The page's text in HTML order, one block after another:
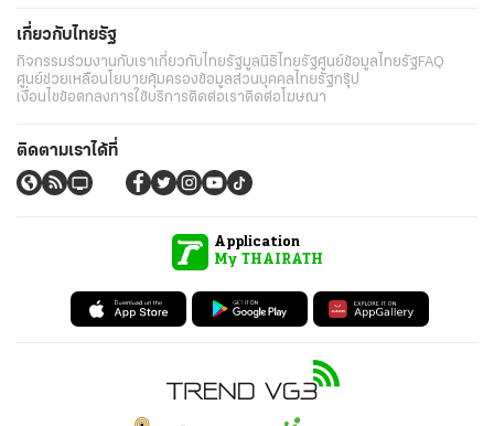
เกี่ยวกับไทยรัฐ
กิจกรรมร่วมงานกับเราเกี่ยวกับไทยรัฐมูลนิธิไทยรัฐศูนย์ข้อมูลไทยรัฐ FAQ
ศูนย์ช่วยเหลือนโยบายคุ้มครองข้อมูลส่วนบุคคลไทยรัฐกรุ๊ป
เงื่อนไขข้อตกลงการใช้บริการติดต่อเราติดต่อโฆษณา
ติดตามเราได้ที่
Application
My THAIRATH